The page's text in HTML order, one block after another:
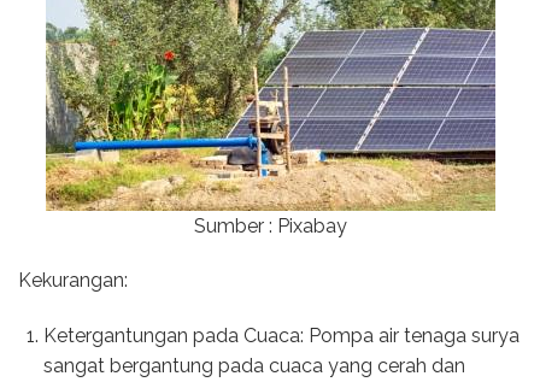
Sumber : Pixabay
Kekurangan:
Ketergantungan pada Cuaca: Pompa air tenaga surya
sangat bergantung pada cuaca yang cerah dan